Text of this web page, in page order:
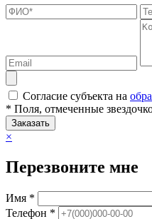
Согласие субъекта на
* Поля, отмеченные
Заказать
×
Перезвоните мне
Имя *
Телефон *